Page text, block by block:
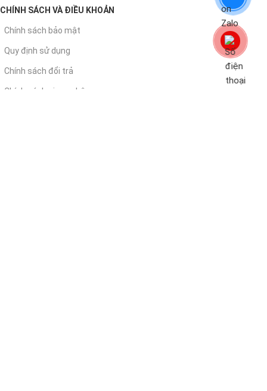
CHÍNH SÁCH VÀ ĐIỀU KHOẢN
Chính sách bảo mật
Quy định sử dụng
Chính sách đổi trả
Chính sách giao - nhận